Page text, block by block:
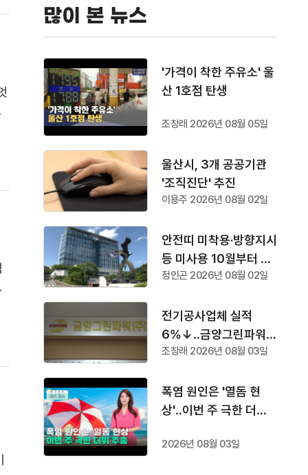
많이 본 뉴스
'가격이 착한 주유소' 울
산 1호점 탄생
조창래 2026년 08월 05일
울산시, 3개 공공기관
'조직진단' 추진
이용주 2026년 08월 02일
안전띠 미착용·방향지시
등 미사용 10월부터 단
속
정인곤 2026년 08월 02일
전기공사업체 실적
6%↓‥금양그린파워
'수주 1위'
조창래 2026년 08월 03일
폭염 원인은 '열돔 현
상'‥이번 주 극한 더위
2026년 08월 03일